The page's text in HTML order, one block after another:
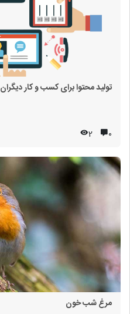
تولید محتوا برای کسب و کار دیگران
۰ 2
مرغ شب خون